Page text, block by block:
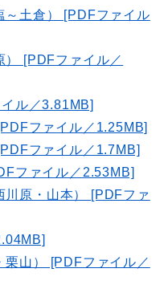
～土倉） [PDFファイル
） [PDFファイル／
ル／3.81MB]
ファイル／1.25MB]
ファイル／1.7MB]
ファイル／2.53MB]
川原・山本） [PDFファ
山） [PDFファイル／